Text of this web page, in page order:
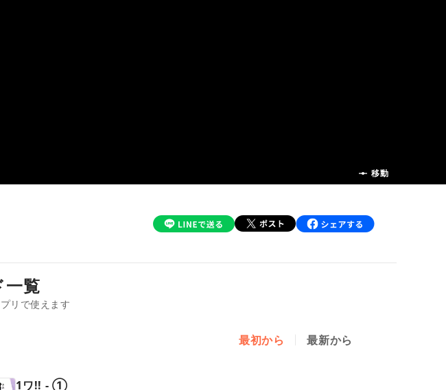
前の話移動
一覧
リで使えます
最初から 最新から
1ワ!! - ①